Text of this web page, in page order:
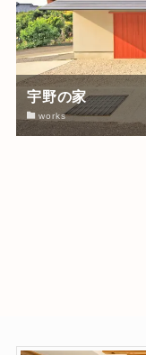
宇野の家
works